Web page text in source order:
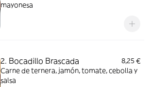
mayonesa
2. Bocadillo Brascada
8,25 €
Carne de ternera, jamón, tomate, cebolla y
salsa